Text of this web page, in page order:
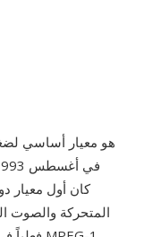
في أغسطس 1993 من قبل
المتحركة والصوت